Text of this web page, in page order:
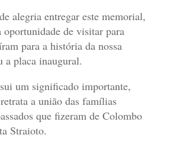
alegria entregar este memorial,
oportunidade de visitar para
para a história da nossa
a placa inaugural.
um significado importante,
a união das famílias
que fizeram de Colombo
Straioto.